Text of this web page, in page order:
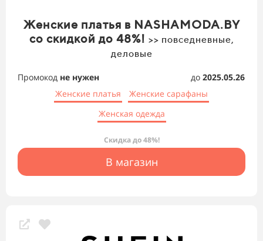
Женские платья в NASHAMODA.BY
со скидкой до 48%! >> повседневные,
деловые
Промокод не нужен до 2025.05.26
Женские платья
Женские сарафаны
Женская одежда
Скидка до 48%!
В магазин